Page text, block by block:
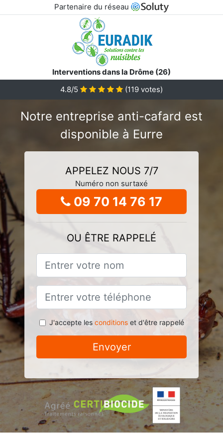
Partenaire du réseau
Interventions dans la Drôme (26)
4.8/5
(119 votes)
Notre entreprise anti-cafard est
disponible à Eurre
APPELEZ NOUS 7/7
Numéro non surtaxé
09 70 14 76 17
OU ÊTRE RAPPELÉ
J'accepte les conditionset d'être rappelé
Envoyer